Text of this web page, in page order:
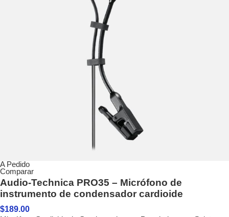
A Pedido
Comparar
Audio-Technica PRO35 – Micrófono de
instrumento de condensador cardioide
$189.00